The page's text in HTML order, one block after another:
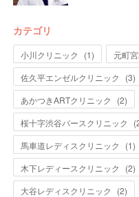
カテゴリ
小川クリニック (1) 元町
佐久平エンゼルクリニック
(3)
あかつきARTクリニック
(2)
桜十字渋谷バースクリニック
(
馬車道レディスクリニック
(1)
木下レディースクリニック
(2)
大谷レディスクリニック
(2)